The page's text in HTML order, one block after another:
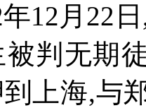
年12 月 22 日
判无期
上海,与